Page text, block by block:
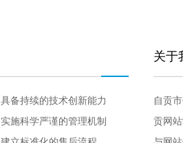
具备持续的技术创新能力
实施科学严谨的管理机制
关于
自贡
贡网